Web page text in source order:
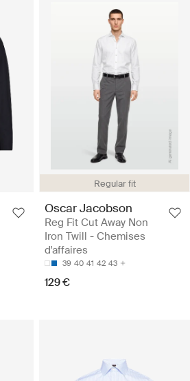
Regular fit
Oscar Jacobson
Reg Fit Cut Away Non
Iron Twill - Chemises
d'affaires
39 40 41 42 43
129 €